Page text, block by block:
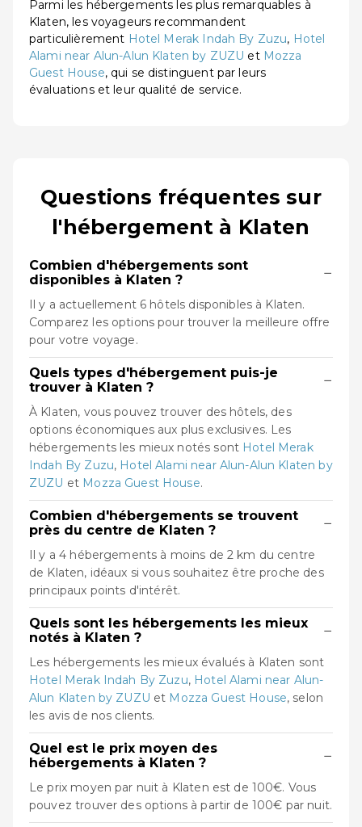
Parmi les hébergements les plus remarquables à
Klaten, les voyageurs recommandent
particulièrement Hotel Merak Indah By Zuzu, Hotel
Alami near Alun-Alun Klaten by ZUZU et Mozza
Guest House, qui se distinguent par leurs
évaluations et leur qualité de service.
Questions fréquentes sur
l'hébergement à Klaten
Combien d'hébergements sont
disponibles à Klaten ?
−
Il y a actuellement 6 hôtels disponibles à Klaten.
Comparez les options pour trouver la meilleure offre
pour votre voyage.
Quels types d'hébergement puis-je
trouver à Klaten ?
−
À Klaten, vous pouvez trouver des hôtels, des
options économiques aux plus exclusives. Les
hébergements les mieux notés sont Hotel Merak
Indah By Zuzu, Hotel Alami near Alun-Alun Klaten by
ZUZU et Mozza Guest House.
Combien d'hébergements se trouvent
près du centre de Klaten ?
−
Il y a 4 hébergements à moins de 2 km du centre
de Klaten, idéaux si vous souhaitez être proche des
principaux points d'intérêt.
Quels sont les hébergements les mieux
notés à Klaten ?
−
Les hébergements les mieux évalués à Klaten sont
Hotel Merak Indah By Zuzu, Hotel Alami near Alun-
Alun Klaten by ZUZU et Mozza Guest House, selon
les avis de nos clients.
Quel est le prix moyen des
hébergements à Klaten ?
−
Le prix moyen par nuit à Klaten est de 100€. Vous
pouvez trouver des options à partir de 100€ par nuit.